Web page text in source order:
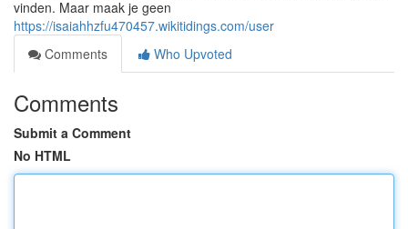
vinden. Maar maak je geen
https://isaiahhzfu470457.wikitidings.com/user
Comments
Who Upvoted
Comments
Submit a Comment
No HTML